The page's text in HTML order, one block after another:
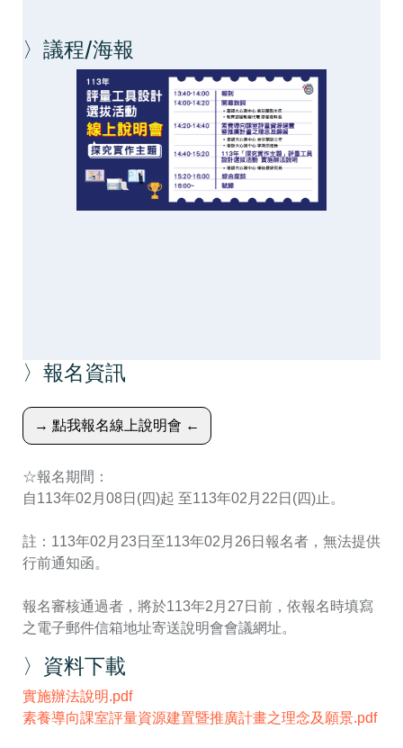
〉議程/海報
〉報名資訊
→ 點我報名線上說明會 ←
☆報名期間：
自113年02月08日(四)起 至113年02月22日(四)止。
註：113年02月23日至113年02月26日報名者，無法提供
行前通知函。
報名審核通過者，將於113年2月27日前，依報名時填寫
之電子郵件信箱地址寄送說明會會議網址。
〉資料下載
實施辦法說明.pdf
素養導向課室評量資源建置暨推廣計畫之理念及願景.pdf